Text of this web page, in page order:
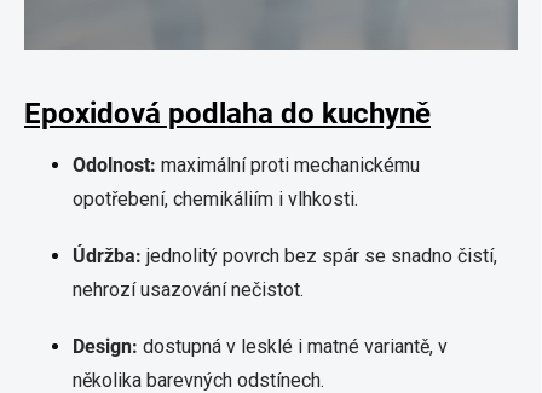
Epoxidová podlaha do kuchyně
Odolnost: maximální proti mechanickému
opotřebení, chemikáliím i vlhkosti.
Údržba: jednolitý povrch bez spár se snadno čistí,
nehrozí usazování nečistot.
Design: dostupná v lesklé i matné variantě, v
několika barevných odstínech.